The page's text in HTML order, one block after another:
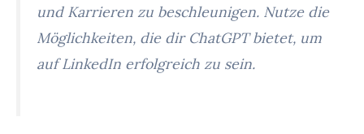
und Karrieren zu beschleunigen. Nutze die
Möglichkeiten, die dir ChatGPT bietet, um
auf LinkedIn erfolgreich zu sein.